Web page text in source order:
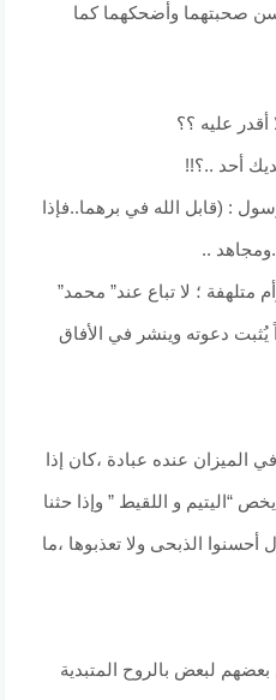
صحبتهما وأضحكهما كما
أقدر عليه ؟؟
أحد ..؟!!
: (قابل الله في برهما..فإذا
..
؛ لا تباع عند” محمد”
دعوته وينشر في الأفاق
الميزان عنده عبادة ،كان إذا
“اليتيم و اللقيط ” وإذا حثنا
الذبحى ولا تعذبوها ،ما
لبعض بالروح المتبدية